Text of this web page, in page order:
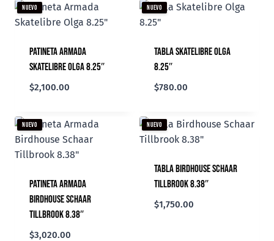
NUEVO
Patineta Armada
Skatelibre Olga 8.25″
$2,100.00
NUEVO
Tabla Skatelibre Olga
8.25″
$780.00
NUEVO
Patineta Armada
Birdhouse Schaar
Tillbrook 8.38″
$3,020.00
NUEVO
Tabla Birdhouse Schaar
Tillbrook 8.38″
$1,750.00